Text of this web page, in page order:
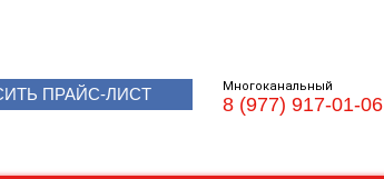
ПРАЙС-ЛИСТ Многоканальный
8 (977) 917-01-06